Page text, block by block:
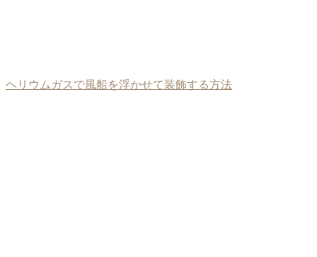
ヘリウムガスで風船を浮かせて装飾する方法